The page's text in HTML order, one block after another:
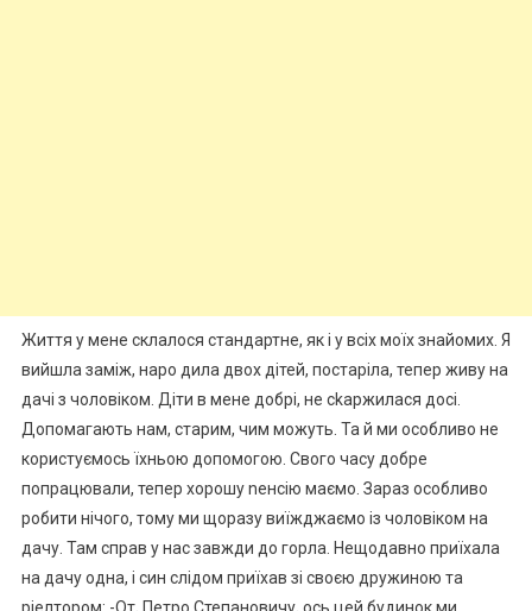
Життя у мене склалося стандартне, як і у всіх моїх знайомих. Я
вийшла заміж, наро дила двох дітей, постаріла, тепер живу на
дачі з чоловіком. Діти в мене добрі, не сkаржилася досі.
Допомагають нам, старим, чим можуть. Та й ми особливо не
користуємось їхньою допомогою. Свого часу добре
попрацювали, тепер хорошу nенсію маємо. Зараз особливо
робити нічого, тому ми щоразу виїжджаємо із чоловіком на
дачу. Там справ у нас завжди до горла. Нещодавно приїхала
на дачу одна, і син слідом приїхав зі своєю дружиною та
ріелтором: -От, Петро Степановичу, ось цей будинок ми